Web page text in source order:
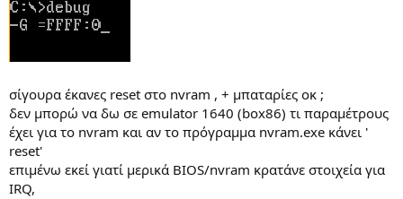
σίγουρα έκανες reset στο nvram , + μπαταρίες οκ ;
δεν μπορώ να δω σε emulator 1640 (box86) τι παραμέτρους
έχει για το nvram και αν το πρόγραμμα nvram.exe κάνει '
reset'
επιμένω εκεί γιατί μερικά BIOS/nvram κρατάνε στοιχεία για
IRQ,